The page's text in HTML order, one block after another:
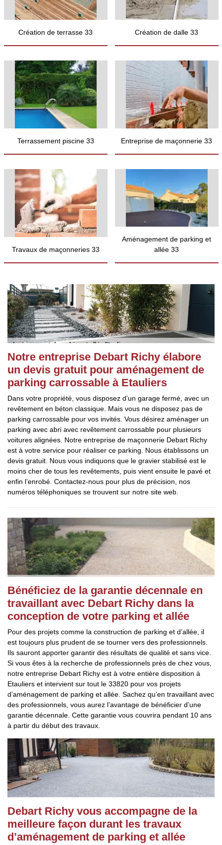
Création de terrasse 33 Création de dalle 33
Terrassement piscine 33 Entreprise de maçonnerie 33
Travaux de maçonneries 33
Aménagement de parking et
allée 33
Notre entreprise Debart Richy élabore
un devis gratuit pour aménagement de
parking carrossable à Etauliers
Dans votre propriété, vous disposez d’un garage fermé, avec un
revêtement en béton classique. Mais vous ne disposez pas de
parking carrossable pour vos invités. Vous désirez aménager un
parking avec abri avec revêtement carrossable pour plusieurs
voitures alignées. Notre entreprise de maçonnerie Debart Richy
est à votre service pour réaliser ce parking. Nous établissons un
devis gratuit. Nous vous indiquons que le gravier stabilisé est le
moins cher de tous les revêtements, puis vient ensuite le pavé et
enfin l’enrobé. Contactez-nous pour plus de précision, nos
numéros téléphoniques se trouvent sur notre site web.
Bénéficiez de la garantie décennale en
travaillant avec Debart Richy dans la
conception de votre parking et allée
Pour des projets comme la construction de parking et d’allée, il
est toujours plus prudent de se tourner vers des professionnels.
Ils sauront apporter garantir des résultats de qualité et sans vice.
Si vous êtes à la recherche de professionnels près de chez vous,
notre entreprise Debart Richy est à votre entière disposition à
Etauliers et intervient sur tout le 33820 pour vos projets
d’aménagement de parking et allée. Sachez qu’en travaillant avec
des professionnels, vous aurez l’avantage de bénéficier d’une
garantie décennale. Cette garantie vous couvrira pendant 10 ans
à partir du début des travaux.
Debart Richy vous accompagne de la
meilleure façon durant les travaux
d’aménagement de parking et allée